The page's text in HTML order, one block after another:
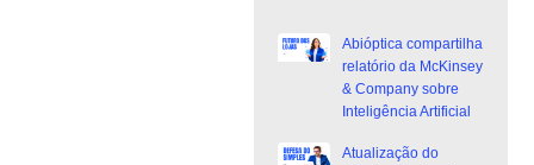
Abióptica compartilha
relatório da McKinsey
& Company sobre
Inteligência Artificial
Atualização do